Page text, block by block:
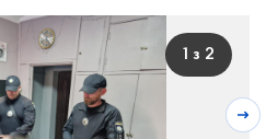
1 з 2